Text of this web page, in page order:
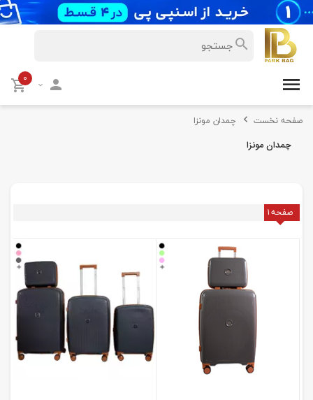
۰
صفحه نخست
چمدان مونزا
چمدان مونزا
صفحه۱